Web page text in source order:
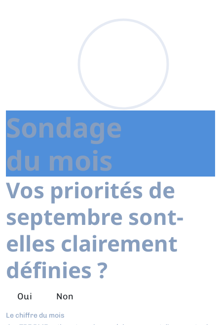
Sondage
du mois
Vos priorités de
septembre sont-
elles clairement
définies ?
Oui Non
Le chiffre du mois